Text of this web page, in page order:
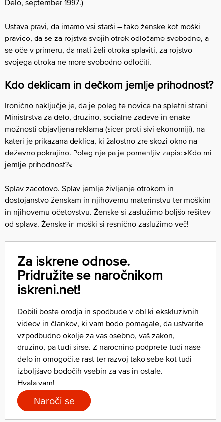
Delo, september 1997.)
Ustava pravi, da imamo vsi starši – tako ženske kot moški
pravico, da se za rojstva svojih otrok odločamo svobodno, a
se oče v primeru, da mati želi otroka splaviti, za rojstvo
svojega otroka ne more svobodno odločiti.
Kdo deklicam in dečkom jemlje prihodnost?
Ironično naključje je, da je poleg te novice na spletni strani
Ministrstva za delo, družino, socialne zadeve in enake
možnosti objavljena reklama (sicer proti sivi ekonomiji), na
kateri je prikazana deklica, ki žalostno zre skozi okno na
deževno pokrajino. Poleg nje pa je pomenljiv zapis: »Kdo mi
jemlje prihodnost?«
Splav zagotovo. Splav jemlje življenje otrokom in
dostojanstvo ženskam in njihovemu materinstvu ter moškim
in njihovemu očetovstvu. Ženske si zaslužimo boljšo rešitev
od splava. Ženske in moški si resnično zaslužimo več!
Za iskrene odnose.
Pridružite se naročnikom
iskreni.net!
Dobili boste orodja in spodbude v obliki ekskluzivnih
videov in člankov, ki vam bodo pomagale, da ustvarite
vzpodbudno okolje za vas osebno, vaš zakon,
družino, pa tudi širše. Z naročnino podprete tudi naše
delo in omogočite rast ter razvoj tako sebe kot tudi
izboljšavo bodočih vsebin za vas in ostale.
Hvala vam!
Naroči se